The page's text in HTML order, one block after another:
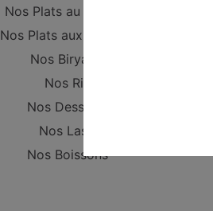
Nos Plats au Poisson
Nos Plats aux Gambas
Nos Biryanis
Nos Riz
Nos Desserts
Nos Lassi
Nos Boissons